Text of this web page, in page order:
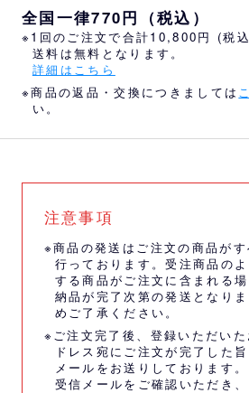
全国一律770円（税込）
※1回のご注文で合計10,800円 (税込
送料は無料となります。
詳細はこちら
※商品の返品・交換につきましては
い。
注意事項
※商品の発送はご注文の商品が
行っております。受注商品の
する商品がご注文に含まれる
納品が完了次第の発送となり
めご了承ください。
※ご注文完了後、登録いただい
ドレス宛にご注文が完了した
メールをお送りしております。
受信メールをご確認いただき